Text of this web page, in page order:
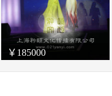
￥ 185000